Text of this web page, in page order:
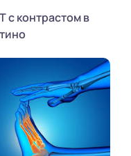
с контрастом в